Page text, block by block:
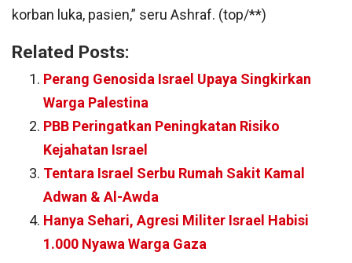
korban luka, pasien,” seru Ashraf. (top/**)
Related Posts:
Perang Genosida Israel Upaya Singkirkan
Warga Palestina
PBB Peringatkan Peningkatan Risiko
Kejahatan Israel
Tentara Israel Serbu Rumah Sakit Kamal
Adwan & Al-Awda
Hanya Sehari, Agresi Militer Israel Habisi
1.000 Nyawa Warga Gaza